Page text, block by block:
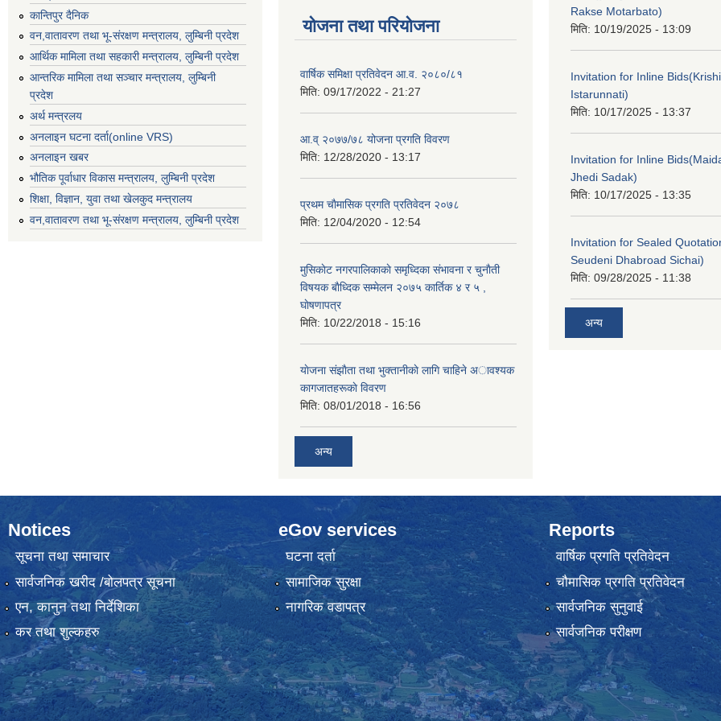
कान्तिपुर दैनिक
वन,वातावरण तथा भू-संरक्षण मन्त्रालय, लुम्बिनी प्रदेश
आर्थिक मामिला तथा सहकारी मन्त्रालय, लुम्बिनी प्रदेश
आन्तरिक मामिला तथा सञ्चार मन्त्रालय, लुम्बिनी
प्रदेश
अर्थ मन्त्रलय
अनलाइन घटना दर्ता(online VRS)
अनलाइन खबर
भौतिक पूर्वाधार विकास मन्त्रालय, लुम्बिनी प्रदेश
शिक्षा, विज्ञान, युवा तथा खेलकुद मन्‍‍त्रालय
वन,वातावरण तथा भू-संरक्षण मन्त्रालय, लुम्बिनी प्रदेश
योजना तथा परियोजना
वार्षिक समिक्षा प्रतिवेदन आ.व. २०८०/८१
मिति: 09/17/2022 - 21:27
आ.व् २०७७/७८ योजना प्रगति विवरण
मिति: 12/28/2020 - 13:17
प्रथम चाैमासिक प्रगति प्रतिवेदन २०७८
मिति: 12/04/2020 - 12:54
मुसिकाेट नगरपालिकाकाे समृध्दिका संभावना र चुनाैती
विषयक बाैध्दिक सम्मेलन २०७५ कार्तिक ४ र ५ ,
घाेषणापत्र
मिति: 10/22/2018 - 15:16
याेजना संझाैता तथा भुक्तानीकाे लागि चाहिने अावश्यक
कागजातहरूकाे विवरण
मिति: 08/01/2018 - 16:56
अन्य
Rakse Motarbato)
मिति: 10/19/2025 - 13:09
Invitation for Inline
Istarunnati)
मिति: 10/17/2025 - 13:37
Invitation for Inline
Jhedi Sadak)
मिति: 10/17/2025 - 13:35
Invitation for Sealed
Seudeni Dhabroad Sichai)
मिति: 09/28/2025 - 11:38
अन्य
Notices
सूचना तथा समाचार
सार्वजनिक खरीद /बोलपत्र सूचना
एन, कानुन तथा निर्देशिका
कर तथा शुल्कहरु
eGov services
घटना दर्ता
सामाजिक सुरक्षा
नागरिक वडापत्र
Reports
वार्षिक प्रगति प्रतिवेदन
चौमासिक प्रगति प्रतिवेदन
सार्वजनिक सुनुवाई
सार्वजनिक परीक्षण